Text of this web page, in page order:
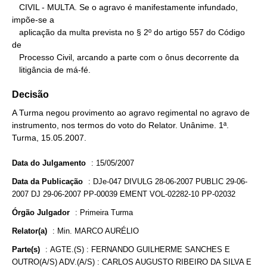
impõe-se a
de
   litigância de má-fé.
Decisão
A Turma negou provimento ao agravo regimental no agravo de
instrumento, nos termos do voto do Relator. Unânime. 1ª.
Turma, 15.05.2007.
Data do Julgamento : 15/05/2007
Data da Publicação : DJe-047 DIVULG 28-06-2007 PUBLIC 29-06-
2007 DJ 29-06-2007 PP-00039 EMENT VOL-02282-10 PP-02032
Órgão Julgador : Primeira Turma
Relator(a) : Min. MARCO AURÉLIO
Parte(s) : AGTE.(S) : FERNANDO GUILHERME SANCHES E
OUTRO(A/S) ADV.(A/S) : CARLOS AUGUSTO RIBEIRO DA SILVA E